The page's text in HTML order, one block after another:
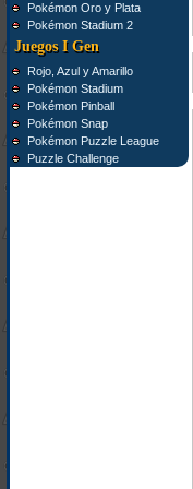
Pokémon Oro y Plata
Pokémon Stadium 2
Juegos I Gen
Rojo, Azul y Amarillo
Pokémon Stadium
Pokémon Pinball
Pokémon Snap
Pokémon Puzzle League
Puzzle Challenge